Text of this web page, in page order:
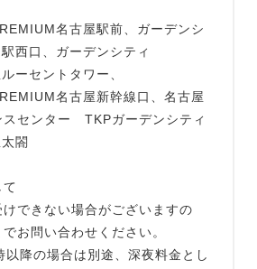
名古屋駅前、ガーデンシ
西口、ガーデンシティ
ーセントタワー、
名古屋新幹線口、名古屋
スセンター TKPガーデンシティ
閤
けできない場合がございますの
お問い合わせください。
以降の場合は別途、深夜料金とし